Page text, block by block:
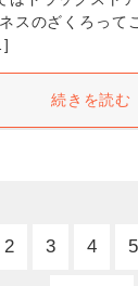
スのざくろって
続きを読む
2 3 4 5